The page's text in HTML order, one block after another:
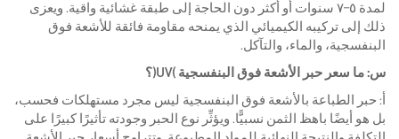
لمدة ٥–٧ سنوات أو أكثر دون الحاجة إلى طبقة غشائية واقية. ويعزى
ذلك إلى تركيبه الكيميائي الذي يمنحه مقاومة فائقة للأشعة فوق
البنفسجية، والماء، والتآكل.
س: ما سعر حبر الأشعة فوق البنفسجية (UV)؟
أ: حبر الطباعة بالأشعة فوق البنفسجية ليس مجرد مستهلكات فحسب،
بل هو أيضًا باهظ الثمن نسبيًّا. ويؤثِّر نوع الحبر وجودته تأثيرًا كبيرًا على